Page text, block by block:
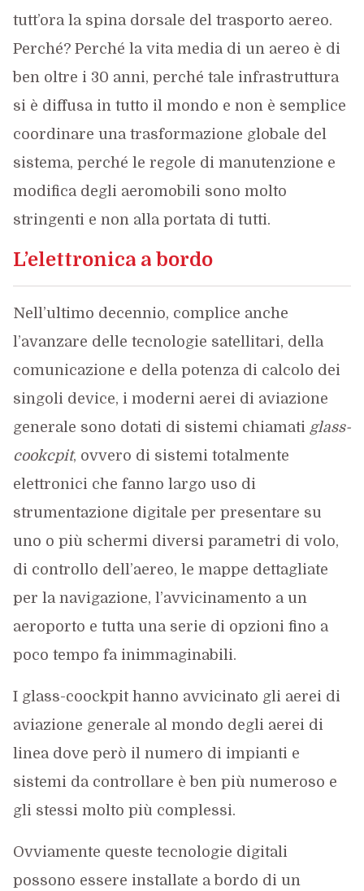
tutt’ora la spina dorsale del trasporto aereo.
Perché? Perché la vita media di un aereo è di
ben oltre i 30 anni, perché tale infrastruttura
si è diffusa in tutto il mondo e non è semplice
coordinare una trasformazione globale del
sistema, perché le regole di manutenzione e
modifica degli aeromobili sono molto
stringenti e non alla portata di tutti.
L’elettronica a bordo
Nell’ultimo decennio, complice anche
l’avanzare delle tecnologie satellitari, della
comunicazione e della potenza di calcolo dei
singoli device, i moderni aerei di aviazione
generale sono dotati di sistemi chiamati glass-
cookcpit, ovvero di sistemi totalmente
elettronici che fanno largo uso di
strumentazione digitale per presentare su
uno o più schermi diversi parametri di volo,
di controllo dell’aereo, le mappe dettagliate
per la navigazione, l’avvicinamento a un
aeroporto e tutta una serie di opzioni fino a
poco tempo fa inimmaginabili.
I glass-coockpit hanno avvicinato gli aerei di
aviazione generale al mondo degli aerei di
linea dove però il numero di impianti e
sistemi da controllare è ben più numeroso e
gli stessi molto più complessi.
Ovviamente queste tecnologie digitali
possono essere installate a bordo di un